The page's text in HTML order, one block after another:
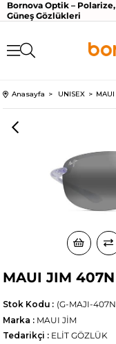
Bornova Optik –
Güneş Gözlükleri
Anasayfa UNISEX
MAUI JIM 407N
(G-MAJI-
Stok Kodu
Marka : MAUI JİM
Tedarikçi : ELİT GÖZLÜK